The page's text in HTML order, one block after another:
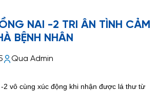
NAI -2 TRI ÂN TÌNH CẢM
BỆNH NHÂN
Qua Admin
2 vô cùng xúc động khi nhận được lá thư từ